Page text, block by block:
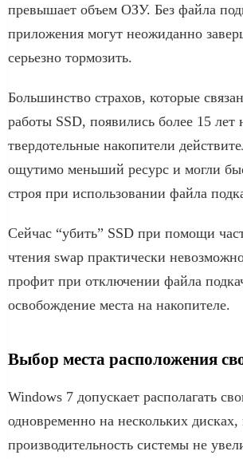
превышает объем ОЗУ. Без файла
приложения могут неожиданно
серьезно тормозить.
Большинство страхов, которые
работы SSD, появились более 15 лет
твердотельные накопители
ощутимо меньший ресурс и могли
строя при использовании файла
Сейчас “убить” SSD при помощи
чтения swap практически
профит при отключении файла
освобождение места на накопителе.
Выбор места расположения
Windows 7 допускает располагать
одновременно на нескольких дисках,
производительность системы не